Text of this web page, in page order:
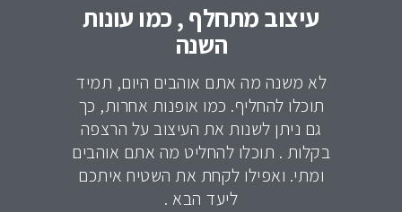
עיצוב מתחלף , כמו עונות
השנה
לא משנה מה אתם אוהבים היום, תמיד
תוכלו להחליף. כמו אופנות אחרות, כך
גם ניתן לשנות את העיצוב על הרצפה
בקלות . תוכלו להחליט מה אתם אוהבים
ומתי. ואפילו לקחת את השטיח איתכם
ליעד הבא .